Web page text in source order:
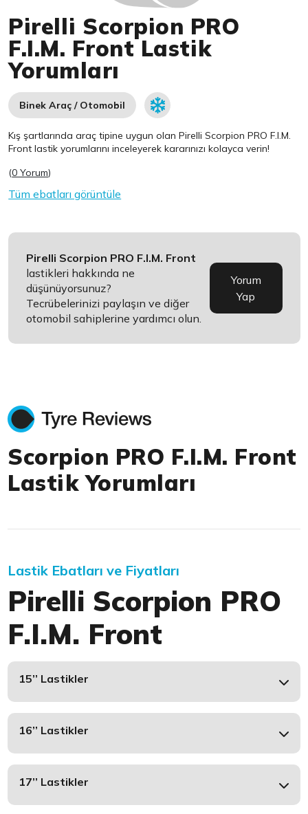
Pirelli Scorpion PRO
F.I.M. Front Lastik
Yorumları
Binek Araç / Otomobil
Kış şartlarında araç tipine uygun olanPirelli Scorpion PRO F.I.M.
Front lastik yorumlarını inceleyerek kararınızı kolayca verin!
(0 Yorum)
Tüm ebatları görüntüle
Pirelli Scorpion PRO F.I.M. Front
lastikleri hakkında ne
düşünüyorsunuz?
Tecrübelerinizi paylaşın ve diğer
otomobil sahiplerine yardımcı olun.
Yorum
Yap
Scorpion PRO F.I.M. Front
Lastik Yorumları
Lastik Ebatları ve Fiyatları
Pirelli Scorpion PRO
F.I.M. Front
15’’ Lastikler
16’’ Lastikler
17’’ Lastikler